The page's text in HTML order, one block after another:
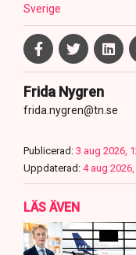
Sverige
Frida Nygren
frida.nygren@tn.se
Publicerad: 3 aug 2026,
Uppdaterad: 4 aug
LÄS ÄVEN